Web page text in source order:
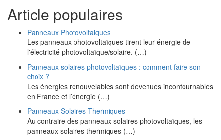
Article populaires
Panneaux Photovoltaiques
Les panneaux photovoltaïques tirent leur énergie de
l'électricité photovoltaïque/solaire. (…)
Panneaux solaires photovoltaïques : comment faire son
choix ?
Les énergies renouvelables sont devenues incontournables
en France et l’énergie (…)
Panneaux Solaires Thermiques
Au contraire des panneaux solaires photovoltaïques, les
panneaux solaires thermiques (…)